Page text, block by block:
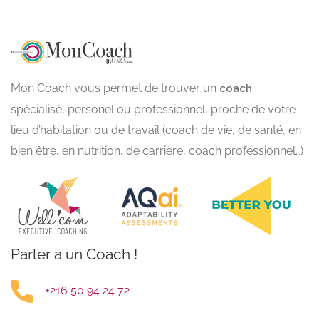
Mon Coach vous permet de trouver un coach
spécialisé, personel ou professionnel, proche de votre
lieu d’habitation ou de travail (coach de vie, de santé, en
bien être, en nutrition, de carrière, coach professionnel…)
Parler à un Coach !
+216 50 94 24 72